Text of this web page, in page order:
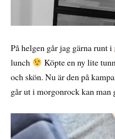
På helgen går jag gärna runt i
lunch
Köpte en ny lite
och skön. Nu är den på
går ut i morgonrock kan man